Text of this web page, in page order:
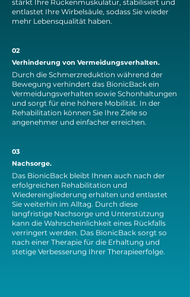
stärkt Ihre Rückenmuskulatur, stabilisiert und
entlastet Ihre Wirbelsäule, sodass Sie wieder
mehr Lebensqualität haben.
02
Verhinderung von Vermeidungsverhalten.
Durch die Schmerzreduktion während der
Bewegung verhindert das BionicBack ein
Vermeidungsverhalten sowie Schonhaltungen
und sorgt für eine höhere Mobilität. In der
Rehabilitation können Sie Ihre Ziele so
angenehmer und einfacher erreichen.
03
Nachsorge.
Das BionicBack bleibt Ihnen auch nach der
erfolgreichen Rehabilitation und
Wiedereingliederung erhalten und entlastet
Sie weiterhin im Alltag. Durch diese
langfristige Nachsorge und Unterstützung
kann die Wahrscheinlichkeit eines Rückfalls
verringert werden. Das BionicBack sorgt so
nach einer Therapie für die Erhaltung und
stetige Verbesserung Ihrer Therapieerfolge.